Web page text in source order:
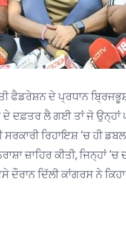
ਫੈਡਰੇਸ਼ਨ ਦੇ ਪ੍ਰਧਾਨ
ਦਫ਼ਤਰ ਲੈ ਗਈ ਤਾਂ ਜੋ ਉਨ੍ਹਾਂ
ਰਿਹਾਇਸ਼ ‘ਚ ਹੀ
ਜ਼ਾਹਿਰ ਕੀਤੀ, ਜਿਨ੍ਹਾਂ
ਦਿੱਲੀ ਕਾਂਗਰਸ ਨੇ ਕਿਹਾ